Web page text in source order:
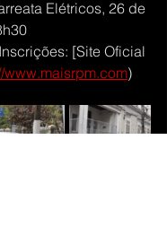
Elétricos, 26 de
[Site Oficial
www.maisrpm.com)